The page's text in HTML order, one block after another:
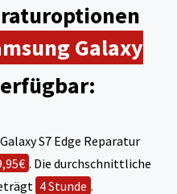
Galaxy
S7 Edge Reparatur
. Die durchschnittliche
4 Stunde .